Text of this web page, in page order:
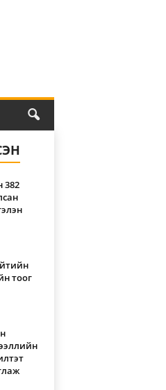
382
тоог